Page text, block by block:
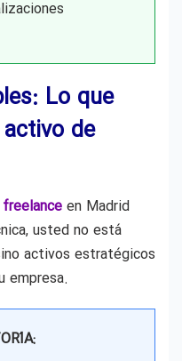
Lo que
de
freelanceen Madrid
usted no está
activos estratégicos
empresa.